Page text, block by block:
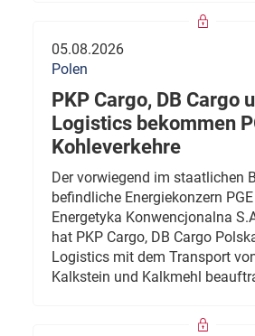
05.08.2026
Polen
PKP Cargo, DB Cargo
Logistics bekommen
Kohleverkehre
Der vorwiegend im staatlichen
befindliche Energiekonzern
Energetyka Konwencjonalna
hat PKP Cargo, DB Cargo
Logistics mit dem Transport
Kalkstein und Kalkmehl